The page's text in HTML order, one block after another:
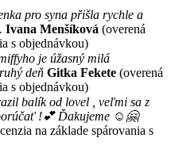
pro syna přišla rychle a
Ivana Menšíková (overená
s objednávkou)
je úžasný milá
deň Gitka Fekete (overená
s objednávkou)
balík od lovel , veľmi sa z
!💕 Ďakujeme ☺️🤗
na základe spárovania s